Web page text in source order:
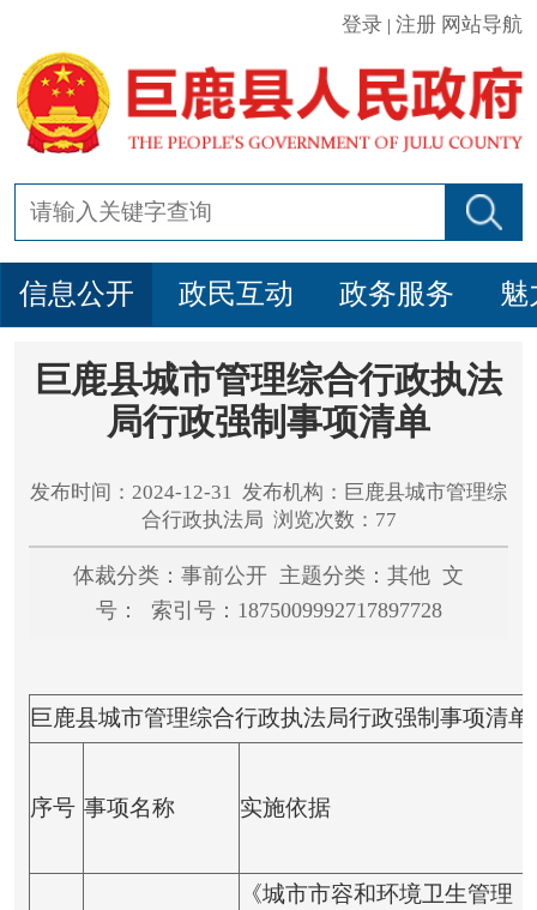
登录 |注册 网站导航
信息公开 政民互动 政务服务 魅
巨鹿县城市管理综合行政执法
局行政强制事项清单
发布时间：2024-12-31 发布机构：巨鹿县城市管理综
合行政执法局 浏览次数：77
体裁分类：事前公开 主题分类：其他 文
号： 索引号：1875009992717897728
巨鹿县城市管理综合行政执法局行政强制事项清单
序号 事项名称 实施依据
《城市市容和环境卫生管理